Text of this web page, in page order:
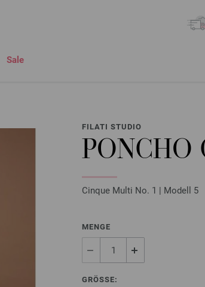
Sale
FILATI STUDIO
PONCHO
Cinque Multi No. 1 | Modell 5
MENGE
GRÖSSE: